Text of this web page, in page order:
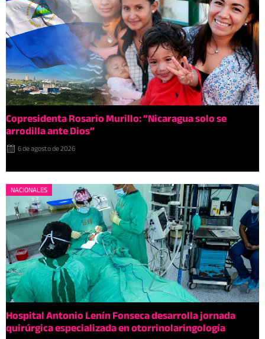
Copresidenta Rosario Murillo: “Nicaragua solo se
arrodilla ante Dios”
6 de agosto de 2026
NACIONALES
Hospital Antonio Lenín Fonseca desarrolla jornada
quirúrgica especializada en otorrinolaringología